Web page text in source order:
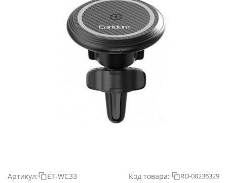
Артикул: ET-WC33 Код товара: RD-00236329